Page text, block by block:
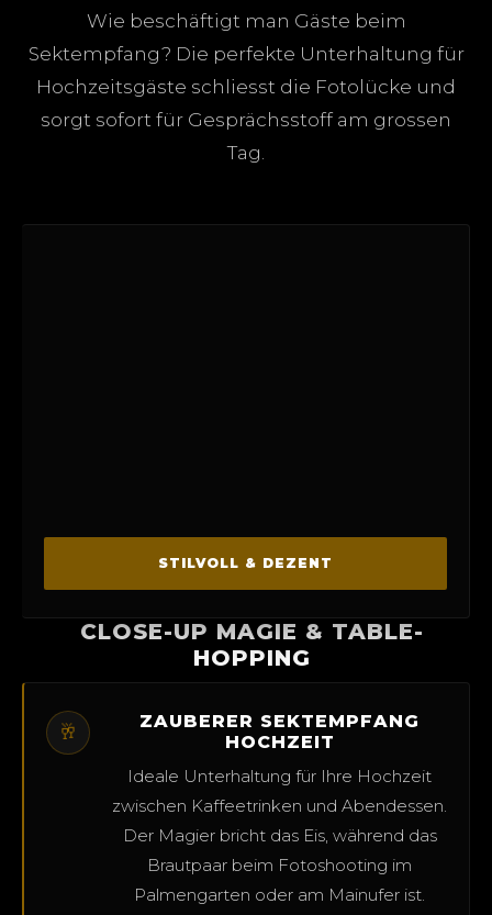
Wie beschäftigt man Gäste beim
Sektempfang? Die perfekte Unterhaltung für
Hochzeitsgäste schliesst die Fotolücke und
sorgt sofort für Gesprächsstoff am grossen
Tag.
STILVOLL & DEZENT
CLOSE-UP MAGIE & TABLE-
HOPPING
🥂
ZAUBERER SEKTEMPFANG
HOCHZEIT
Ideale Unterhaltung für Ihre Hochzeit
zwischen Kaffeetrinken und Abendessen.
Der Magier bricht das Eis, während das
Brautpaar beim Fotoshooting im
Palmengarten oder am Mainufer ist.